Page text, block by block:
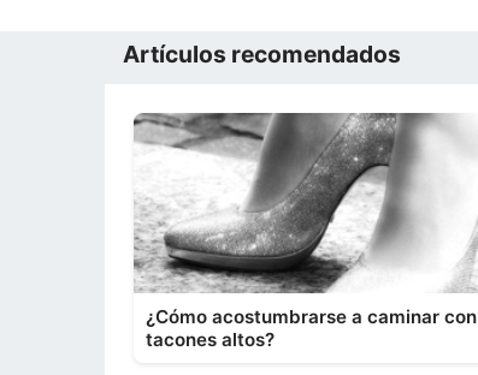
Artículos recomendados
¿Cómo acostumbrarse a caminar con
tacones altos?